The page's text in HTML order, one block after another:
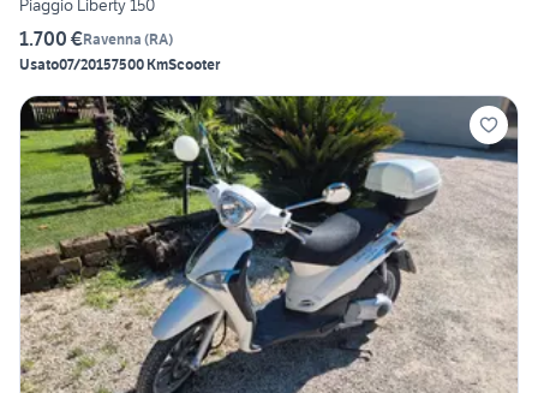
Piaggio Liberty 150
1.700 €Ravenna (RA)
Usato07/20157500 KmScooter